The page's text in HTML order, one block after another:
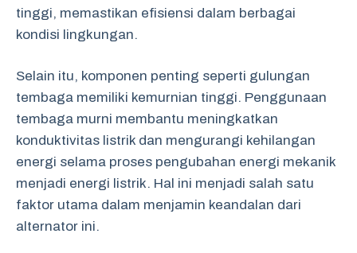
tinggi, memastikan efisiensi dalam berbagai
kondisi lingkungan.
Selain itu, komponen penting seperti gulungan
tembaga memiliki kemurnian tinggi. Penggunaan
tembaga murni membantu meningkatkan
konduktivitas listrik dan mengurangi kehilangan
energi selama proses pengubahan energi mekanik
menjadi energi listrik. Hal ini menjadi salah satu
faktor utama dalam menjamin keandalan dari
alternator ini.